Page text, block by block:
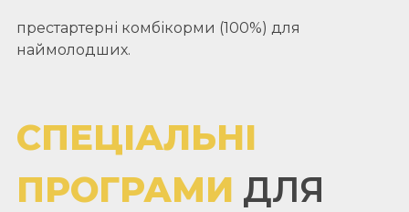
престартерні комбікорми (100%) для
наймолодших.
СПЕЦІАЛЬНІ
ПРОГРАМИ ДЛЯ